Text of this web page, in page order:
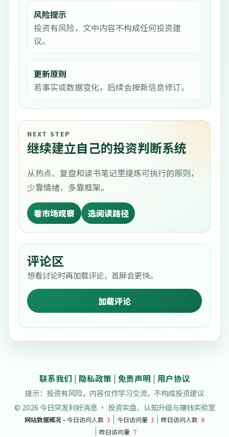
风险提示
投资有风险，文中内容不构成任何投资建
议。
更新原则
若事实或数据变化，后续会按新信息修订。
NEXT STEP
继续建立自己的投资判断系统
从热点、复盘和读书笔记里提炼可执行的原则，
少靠情绪，多靠框架。
看市场观察 选阅读路径
评论区
想看讨论时再加载评论，首屏会更快。
加载评论
联系我们 | 隐私政策 | 免责声明 | 用户协议
提示：投资有风险，内容仅作学习交流，不构成投资建议
© 2026 今日突发利好消息 · 投资实盘、认知升级与赚钱实验室
网站数据概况 - 今日访问人数 1 今日访问量 1 昨日访问人数 6
昨日访问量 7